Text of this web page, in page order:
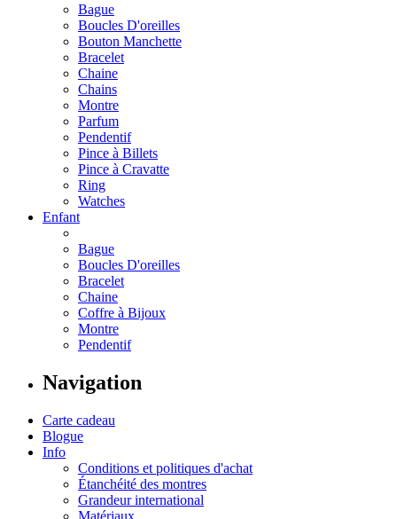
Bague
Boucles D'oreilles
Bouton Manchette
Bracelet
Chaine
Chains
Montre
Parfum
Pendentif
Pince à Billets
Pince à Cravatte
Ring
Watches
Enfant
Bague
Boucles D'oreilles
Bracelet
Chaine
Coffre à Bijoux
Montre
Pendentif
Navigation
Carte cadeau
Blogue
Info
Conditions et politiques d'achat
Étanchéité des montres
Grandeur international
Matériaux